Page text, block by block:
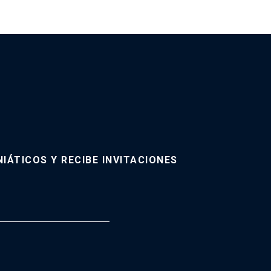
Y RECIBE INVITACIONES